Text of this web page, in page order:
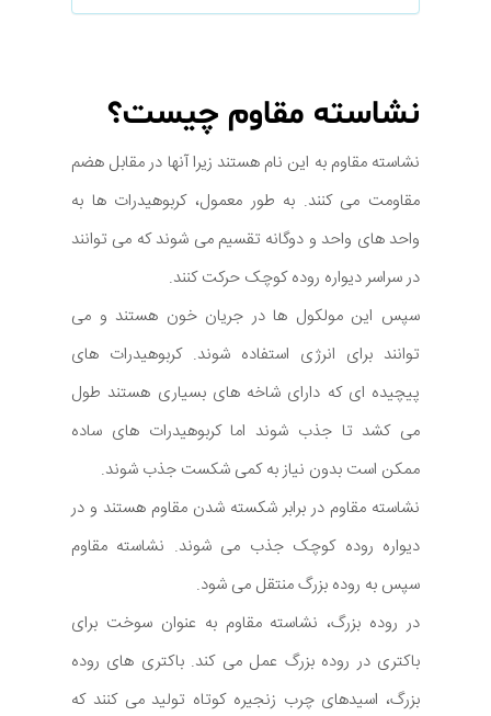
نشاسته مقاوم چیست؟
نشاسته مقاوم به این نام هستند زیرا آنها در مقابل هضم
مقاومت می کنند. به طور معمول، کربوهیدرات ها به
واحد های واحد و دوگانه تقسیم می شوند که می توانند
در سراسر دیواره روده کوچک حرکت کنند.
سپس این مولکول ها در جریان خون هستند و می
توانند برای انرژی استفاده شوند. کربوهیدرات های
پیچیده ای که دارای شاخه های بسیاری هستند طول
می کشد تا جذب شوند اما کربوهیدرات های ساده
ممکن است بدون نیاز به کمی شکست جذب شوند.
نشاسته مقاوم در برابر شکسته شدن مقاوم هستند و در
دیواره روده کوچک جذب می شوند. نشاسته مقاوم
سپس به روده بزرگ منتقل می شود.
در روده بزرگ، نشاسته مقاوم به عنوان سوخت برای
باکتری در روده بزرگ عمل می کند. باکتری های روده
بزرگ، اسیدهای چرب زنجیره کوتاه تولید می کنند که